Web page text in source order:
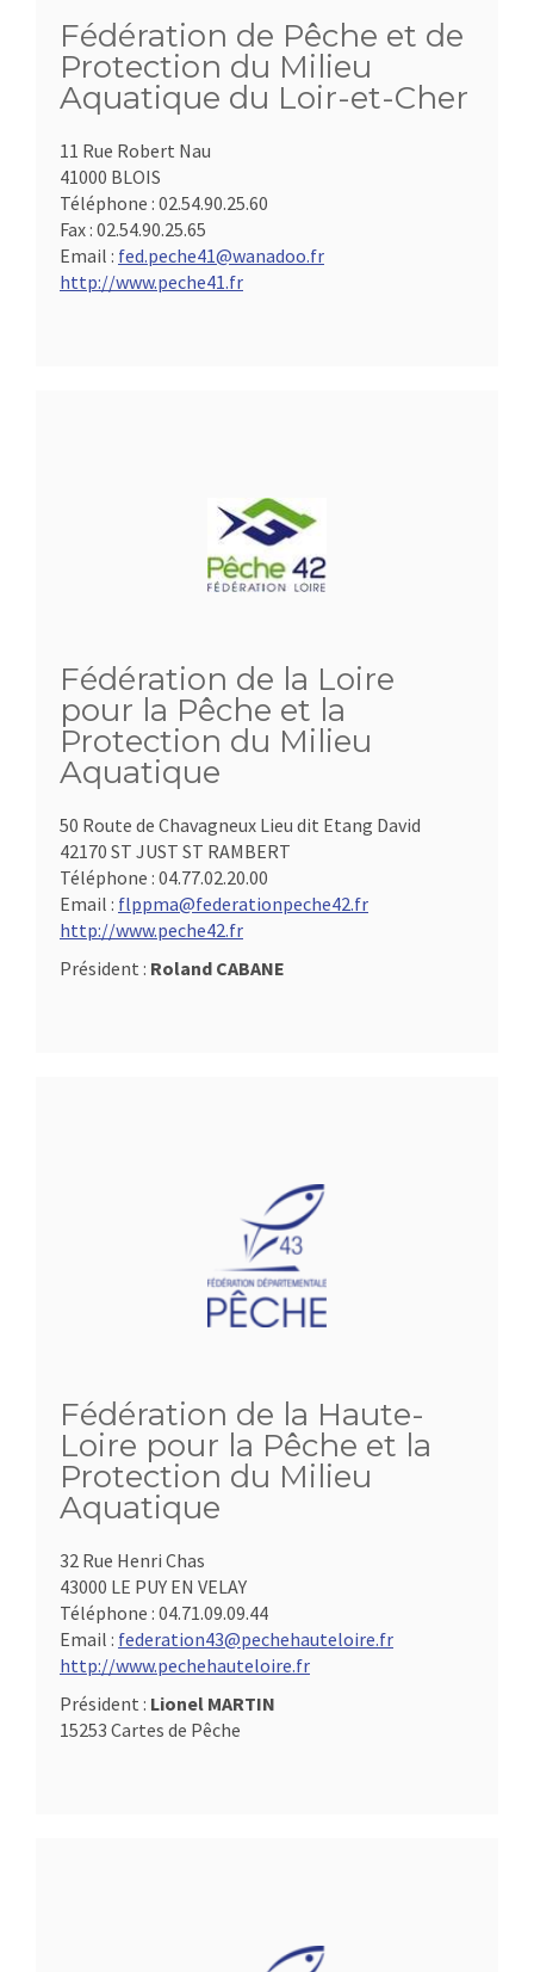
Fédération de Pêche et de
Protection du Milieu
Aquatique du Loir-et-Cher
11 Rue Robert Nau
41000 BLOIS
Téléphone : 02.54.90.25.60
Fax : 02.54.90.25.65
Email : fed.peche41@wanadoo.fr
http://www.peche41.fr
Fédération de la Loire
pour la Pêche et la
Protection du Milieu
Aquatique
50 Route de Chavagneux Lieu dit Etang David
42170 ST JUST ST RAMBERT
Téléphone : 04.77.02.20.00
Email : flppma@federationpeche42.fr
http://www.peche42.fr
Président : Roland CABANE
Fédération de la Haute-
Loire pour la Pêche et la
Protection du Milieu
Aquatique
32 Rue Henri Chas
43000 LE PUY EN VELAY
Téléphone : 04.71.09.09.44
Email : federation43@pechehauteloire.fr
http://www.pechehauteloire.fr
Président : Lionel MARTIN
15253 Cartes de Pêche